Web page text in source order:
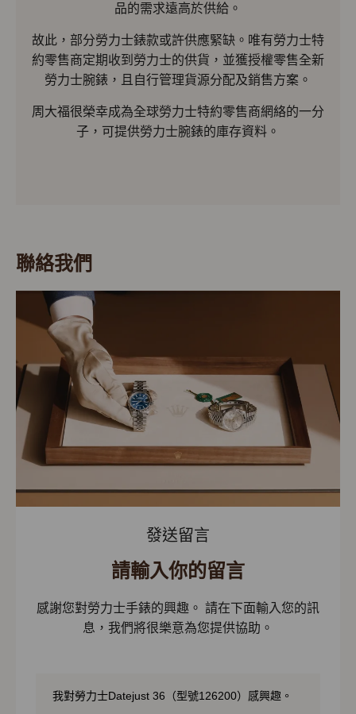
品的需求遠高於供給。
故此，部分勞力士錶款或許供應緊缺。唯有勞力士特
約零售商定期收到勞力士的供貨，並獲授權零售全新
勞力士腕錶，且自行管理貨源分配及銷售方案。
周大福很榮幸成為全球勞力士特約零售商網絡的一分
子，可提供勞力士腕錶的庫存資料。
聯絡我們
發送留言
請輸入你的留言
感謝您對勞力士手錶的興趣。 請在下面輸入您的訊
息，我們將很樂意為您提供協助。